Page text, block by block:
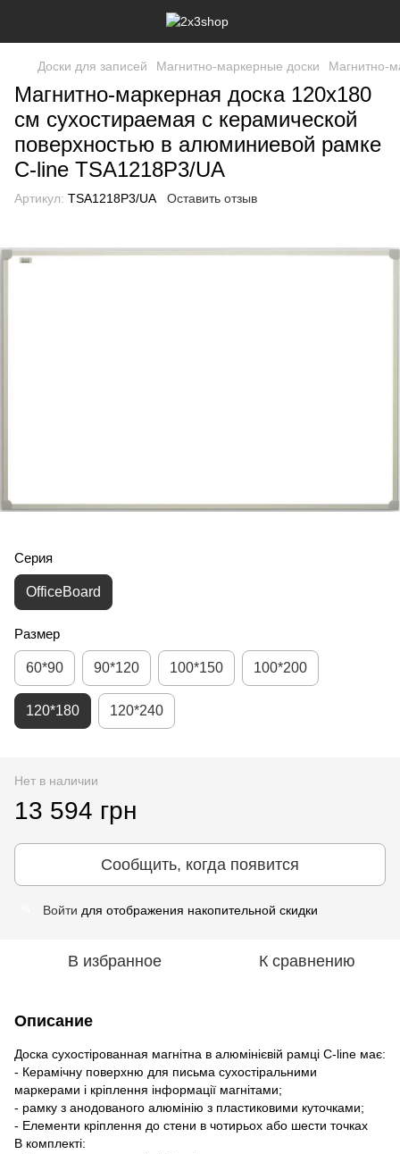
Доски для записей Магнитно-маркерные доски Магнитно-
Магнитно-маркерная доска 120x180
см сухостираемая с керамической
поверхностью в алюминиевой рамке
C-line TSA1218P3/UA
Артикул: TSA1218P3/UA Оставить отзыв
Серия
OfficeBoard
Размер
60*90 90*120 100*150 100*200
120*180 120*240
Нет в наличии
13 594 грн
Сообщить, когда появится
Войти для отображения накопительной скидки
В избранное К сравнению
Описание
Доска сухостірованная магнітна в алюмінієвій рамці C-line має:
- Керамічну поверхню для письма сухостіральними
маркерами і кріплення інформації магнітами;
- рамку з анодованого алюмінію з пластиковими куточками;
- Елементи кріплення до стени в чотирьох або шести точках
В комплекті: